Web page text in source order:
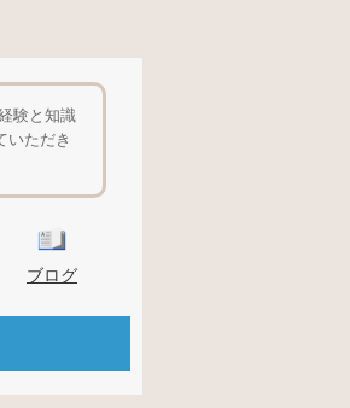
験と知識
いただき
ブログ